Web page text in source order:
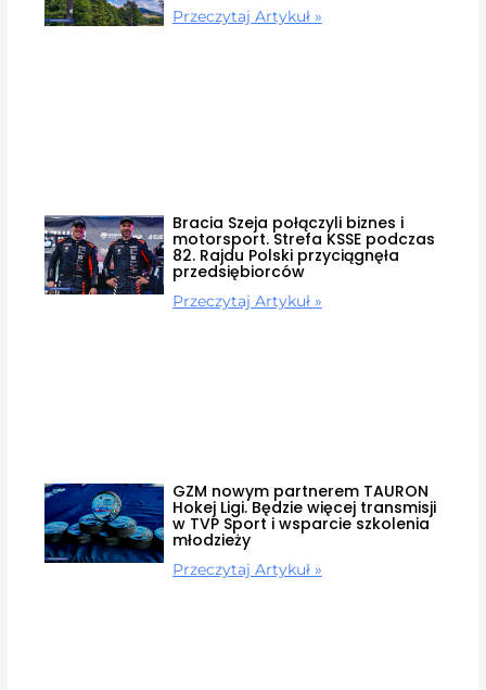
Przeczytaj Artykuł »
Bracia Szeja połączyli biznes i
motorsport. Strefa KSSE podczas
82. Rajdu Polski przyciągnęła
przedsiębiorców
Przeczytaj Artykuł »
GZM nowym partnerem TAURON
Hokej Ligi. Będzie więcej transmisji
w TVP Sport i wsparcie szkolenia
młodzieży
Przeczytaj Artykuł »